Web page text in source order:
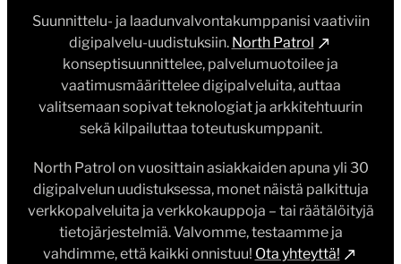
Suunnittelu- ja laadunvalvontakumppanisi vaativiin
digipalvelu-uudistuksiin. North Patrol
konseptisuunnittelee, palvelumuotoilee ja
vaatimusmäärittelee digipalveluita, auttaa
valitsemaan sopivat teknologiat ja arkkitehtuurin
sekä kilpailuttaa toteutuskumppanit.
North Patrol on vuosittain asiakkaiden apuna yli 30
digipalvelun uudistuksessa, monet näistä palkittuja
verkkopalveluita ja verkkokauppoja – tai räätälöityjä
tietojärjestelmiä. Valvomme, testaamme ja
vahdimme, että kaikki onnistuu! Ota yhteyttä!